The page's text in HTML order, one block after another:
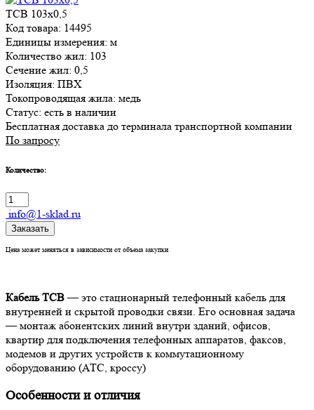
ТСВ 103х0,5
Код товара: 14495
Единицы измерения: м
Количество жил: 103
Сечение жил: 0,5
Изоляция: ПВХ
Токопроводящая жила: медь
Статус: есть в наличии
Бесплатная доставка до терминала транспортной компании
По запросу
Количество:
info@1-sklad.ru
Заказать
Цена может меняться в зависимости от объема закупки
Кабель ТСВ— это стационарный телефонный кабель для
внутренней и скрытой проводки связи. Его основная задача
— монтаж абонентских линий внутри зданий, офисов,
квартир для подключения телефонных аппаратов, факсов,
модемов и других устройств к коммутационному
оборудованию (АТС, кроссу)
Особенности и отличия